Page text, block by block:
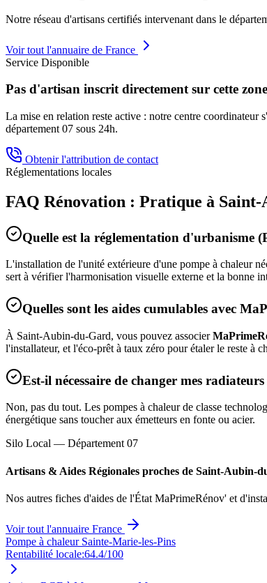
Notre réseau d'artisans certifiés intervenant dans le
Voir tout l'annuaire de France
Service Disponible
Pas d'artisan inscrit directement sur cette
La mise en relation reste active : notre centre coordinateur
département 07 sous 24h.
Obtenir l'attribution de contact
Réglementations locales
FAQ Rénovation : Pratique à
Quelle est la réglementation d'urbanisme
L'installation de l'unité extérieure d'une pompe à chaleur
sert à vérifier l'harmonisation visuelle externe et la bonne
Quelles sont les aides cumulables avec
À Saint-Aubin-du-Gard, vous pouvez associer
l'installateur, et l'éco-prêt à taux zéro pour étaler le reste à
Est-il nécessaire de changer mes radiateurs
Non, pas du tout. Les pompes à chaleur de classe
énergétique sans toucher aux émetteurs en fonte ou acier.
Silo Local — Département 07
Artisans & Aides Régionales proches de Saint-Aubin-
Nos autres fiches d'aides de l'État MaPrimeRénov' et
Voir tout l'annuaire France
Pompe à chaleur Sainte-Marie-les-Pins
Rentabilité locale:64.4/100